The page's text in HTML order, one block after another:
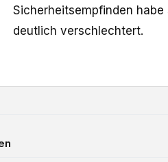
Sicherheitsempfinden
deutlich verschlechtert.